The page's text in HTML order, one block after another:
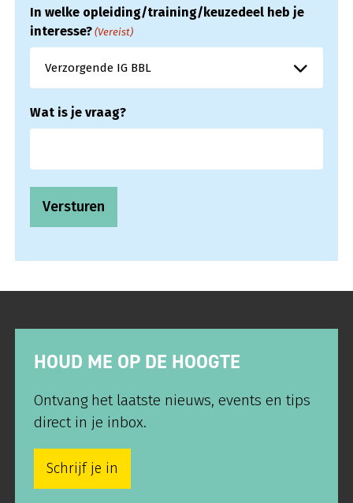
In welke opleiding/training/keuzedeel heb je
interesse? (Vereist)
Wat is je vraag?
Versturen
HOUD ME OP DE HOOGTE
Ontvang het laatste nieuws, events en tips
direct in je inbox.
Schrijf je in